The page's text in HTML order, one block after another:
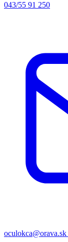
043/55 91 250
oculokca@orava.sk